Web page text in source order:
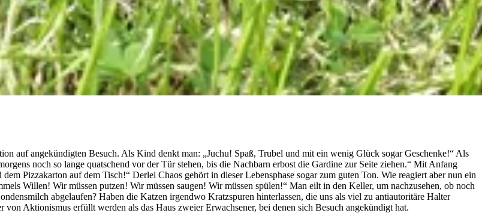
auf angekündigten Besuch. Als Kind denkt man: „Juchu! Spaß, Trubel und mit ein wenig Glück sogar Geschenke!“ Als
noch so lange quatschend vor der Tür stehen, bis die Nachbarn erbost die Gardine zur Seite ziehen.“ Mit Anfang
Pizzakarton auf dem Tisch!“ Derlei Chaos gehört in dieser Lebensphase sogar zum guten Ton. Wie reagiert aber nun ein
Willen! Wir müssen putzen! Wir müssen saugen! Wir müssen spülen!“ Man eilt in den Keller, um nachzusehen, ob noch
abgelaufen? Haben die Katzen irgendwo Kratzspuren hinterlassen, die uns als viel zu antiautoritäre Halter
Aktionismus erfüllt werden als das Haus zweier Erwachsener, bei denen sich Besuch angekündigt hat.